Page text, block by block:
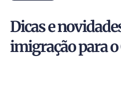
Dicas e
imigração para o